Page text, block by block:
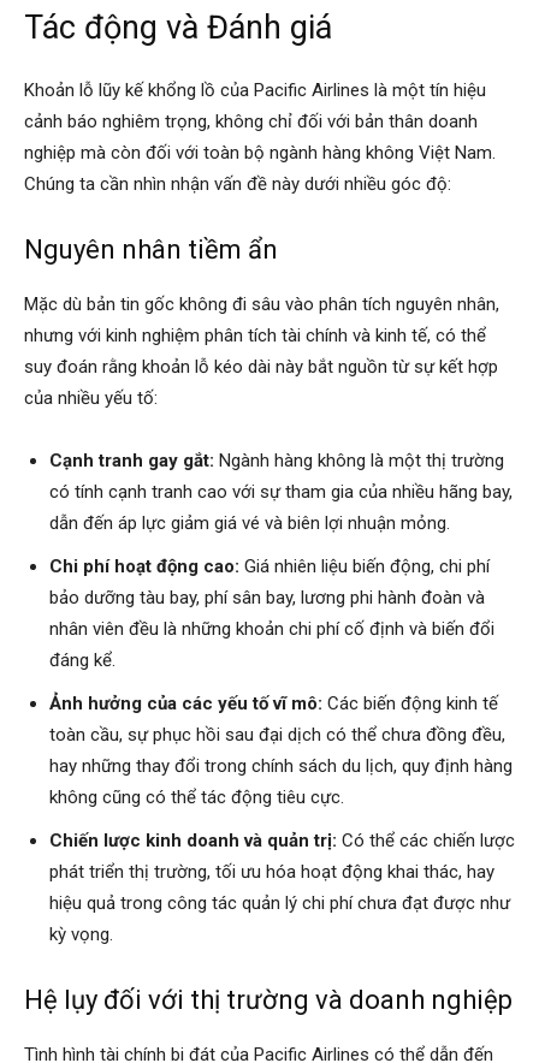
Tác động và Đánh giá
Khoản lỗ lũy kế khổng lồ của Pacific Airlines là một tín hiệu
cảnh báo nghiêm trọng, không chỉ đối với bản thân doanh
nghiệp mà còn đối với toàn bộ ngành hàng không Việt Nam.
Chúng ta cần nhìn nhận vấn đề này dưới nhiều góc độ:
Nguyên nhân tiềm ẩn
Mặc dù bản tin gốc không đi sâu vào phân tích nguyên nhân,
nhưng với kinh nghiệm phân tích tài chính và kinh tế, có thể
suy đoán rằng khoản lỗ kéo dài này bắt nguồn từ sự kết hợp
của nhiều yếu tố:
Cạnh tranh gay gắt: Ngành hàng không là một thị trường
có tính cạnh tranh cao với sự tham gia của nhiều hãng bay,
dẫn đến áp lực giảm giá vé và biên lợi nhuận mỏng.
Chi phí hoạt động cao: Giá nhiên liệu biến động, chi phí
bảo dưỡng tàu bay, phí sân bay, lương phi hành đoàn và
nhân viên đều là những khoản chi phí cố định và biến đổi
đáng kể.
Ảnh hưởng của các yếu tố vĩ mô: Các biến động kinh tế
toàn cầu, sự phục hồi sau đại dịch có thể chưa đồng đều,
hay những thay đổi trong chính sách du lịch, quy định hàng
không cũng có thể tác động tiêu cực.
Chiến lược kinh doanh và quản trị: Có thể các chiến lược
phát triển thị trường, tối ưu hóa hoạt động khai thác, hay
hiệu quả trong công tác quản lý chi phí chưa đạt được như
kỳ vọng.
Hệ lụy đối với thị trường và doanh nghiệp
Tình hình tài chính bi đát của Pacific Airlines có thể dẫn đến